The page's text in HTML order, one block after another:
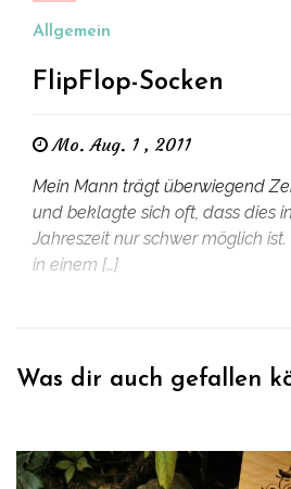
Allgemein
FlipFlop-Socken
Mo. Aug. 1 , 2011
Mein Mann trägt überwiegend
und beklagte sich oft, dass dies
Jahreszeit nur schwer möglich
in einem […]
Was dir auch gefallen